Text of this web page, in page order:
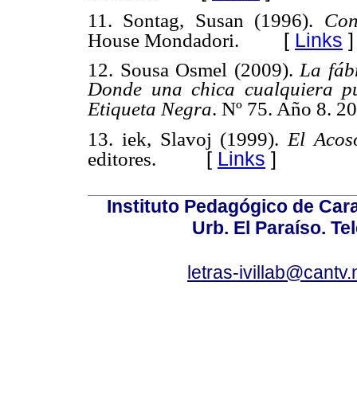
11. Sontag, Susan (1996).
House Mondadori. [ Links ]
12. Sousa Osmel (2009).La
Donde una chica cualquiera
Etiqueta Negra. Nº 75. Año 8.
13. iek, Slavoj (1999). El
editores. [ Links ]
Instituto Pedagógico de
Urb. El Paraíso.
letras-